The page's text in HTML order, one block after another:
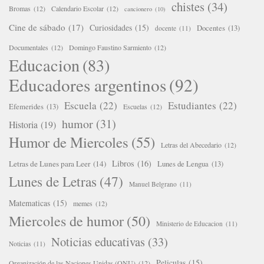
Bromas (12) Calendario Escolar (12) cancionero (10) chistes (34)
Cine de sábado (17) Curiosidades (15) docente (11) Docentes (13)
Documentales (12) Domingo Faustino Sarmiento (12)
Educacion(83)
Educadores argentinos(92)
Efemerides (13) Escuela (22) Escuelas (12) Estudiantes (22)
Historia (19) humor (31)
Humor de Miercoles (55) Letras del Abecedario (12)
Letras de Lunes para Leer (14) Libros (16) Lunes de Lengua (13)
Lunes de Letras (47) Manuel Belgrano (11)
Matematicas (15) memes (12)
Miercoles de humor(50) Ministerio de Educacion (11)
Noticias (11) Noticias educativas (33)